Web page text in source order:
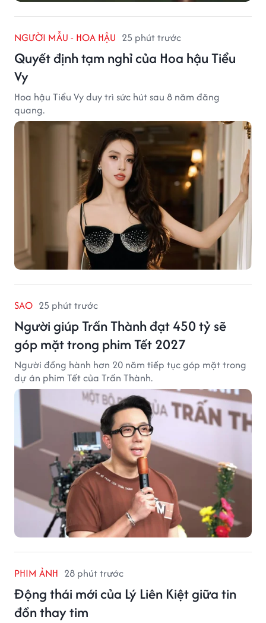
NGƯỜI MẪU - HOA HẬU 25 phút trước
Quyết định tạm nghỉ của Hoa hậu Tiểu
Vy
Hoa hậu Tiểu Vy duy trì sức hút sau 8 năm đăng
quang.
SAO 25 phút trước
Người giúp Trấn Thành đạt 450 tỷ sẽ
góp mặt trong phim Tết 2027
Người đồng hành hơn 20 năm tiếp tục góp mặt trong
dự án phim Tết của Trấn Thành.
PHIM ẢNH 28 phút trước
Động thái mới của Lý Liên Kiệt giữa tin
đồn thay tim